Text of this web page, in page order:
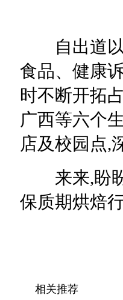
自出道以
食品、健康
时不断开拓
广西等六个
店及校园点,
来来,盼盼
保质期烘焙
相关推荐